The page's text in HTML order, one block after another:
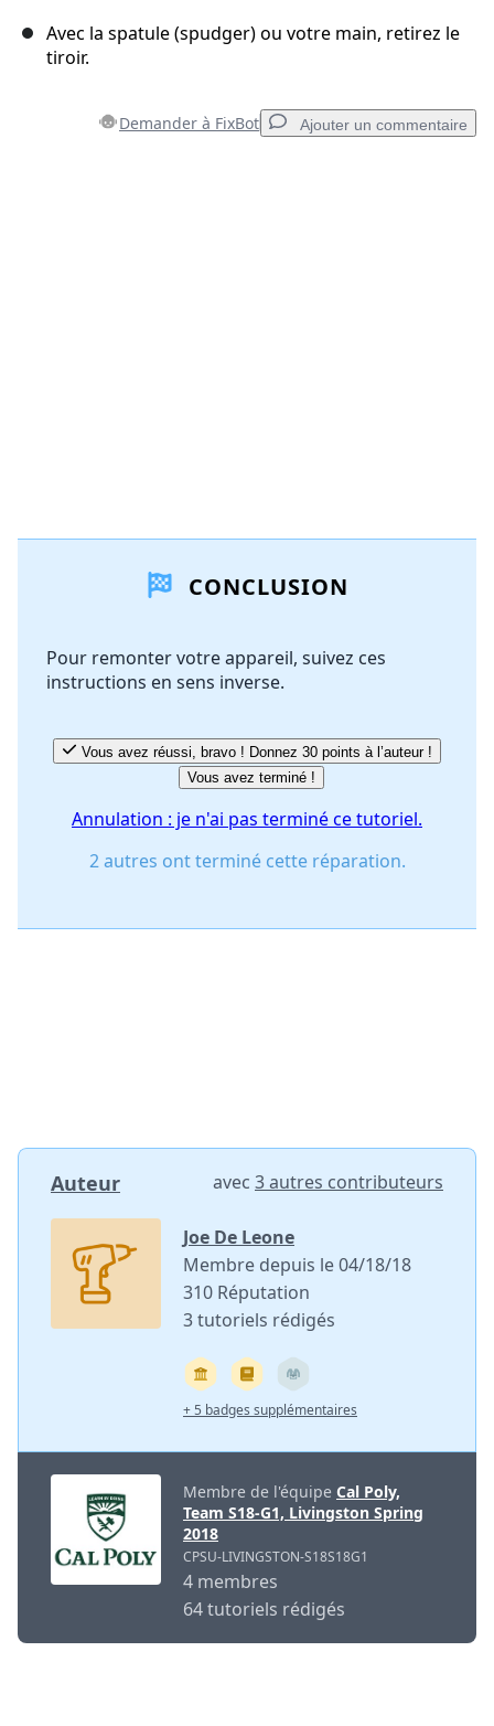
Avec la spatule (spudger) ou votre main, retirez le
tiroir.
Demander à FixBot Ajouter un commentaire
CONCLUSION
Pour remonter votre appareil, suivez ces
instructions en sens inverse.
Vous avez réussi, bravo ! Donnez 30 points à l’auteur !
Vous avez terminé !
Annulation : je n'ai pas terminé ce tutoriel.
2 autres ont terminé cette réparation.
Auteur avec 3 autres contributeurs
Joe De Leone
Membre depuis le 04/18/18
310 Réputation
3 tutoriels rédigés
+ 5 badges supplémentaires
Membre de l'équipe Cal Poly,
Team S18-G1, Livingston Spring
2018
CPSU-LIVINGSTON-S18S18G1
4 membres
64 tutoriels rédigés